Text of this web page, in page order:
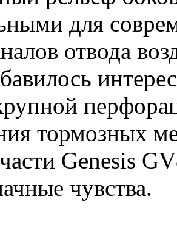
для
отвода
тормозных
Genesis
чувства.